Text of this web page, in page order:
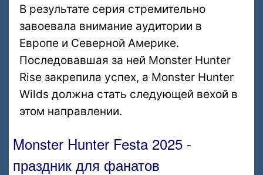
В результате серия стремительно
завоевала внимание аудитории в
Европе и Северной Америке.
Последовавшая за ней Monster Hunter
Rise закрепила успех, а Monster Hunter
Wilds должна стать следующей вехой в
этом направлении.
Monster Hunter Festa 2025 -
праздник для фанатов